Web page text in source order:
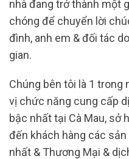
nhà đang trở thành một
chóng để chuyển lời
đình, anh em & đối tác
gian.
Chúng bên tôi là 1
vị chức năng cung cấp
bậc nhất tại Cà Mau, sở
đến khách hàng các
nhất & Thương Mại &